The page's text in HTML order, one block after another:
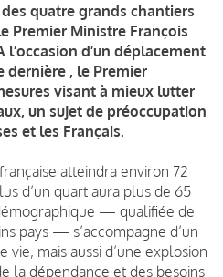
des quatre grands chantiers
Premier Ministre François
l’occasion d’un déplacement
dernière , le Premier
visant à mieux lutter
un sujet de préoccupation
et les Français.
atteindra environ 72
d’un quart aura plus de 65
— qualifiée de
pays — s’accompagne d’un
mais aussi d’une explosion
la dépendance et des besoins